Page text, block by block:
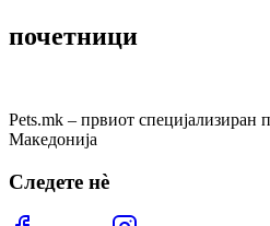
почетници
Pets.mk – првиот специјализиран
Македонија
Следете нѐ